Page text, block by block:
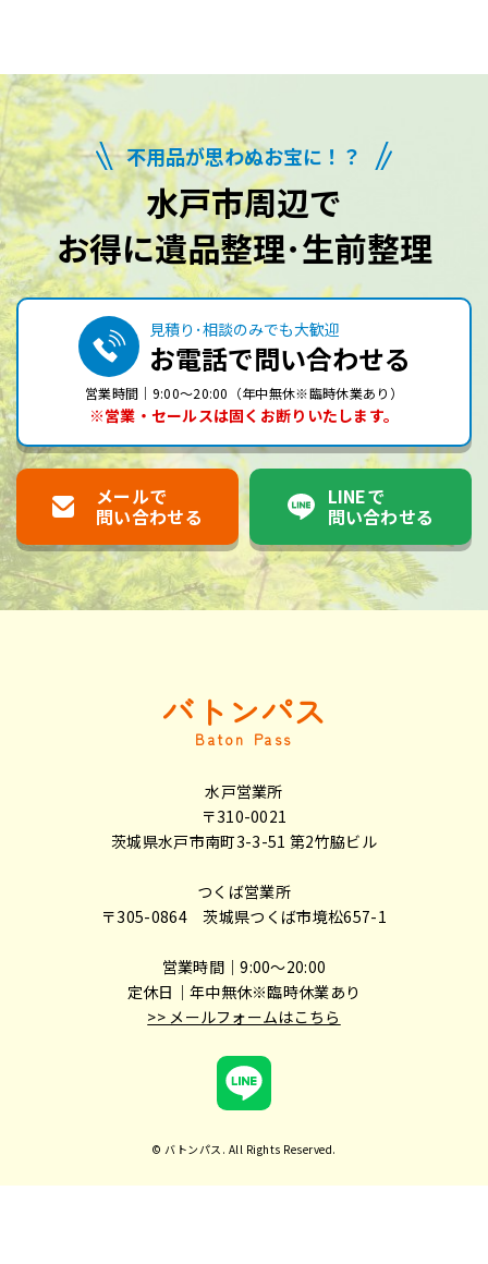
不用品が思わぬお宝に！？
水戸市周辺で
お得に遺品整理･生前整理
見積り･相談のみでも大歓迎
お電話で問い合わせる
営業時間｜9:00～20:00（年中無休※臨時休業あり）
※営業・セールスは固くお断りいたします。
メールで
問い合わせる
LINEで
問い合わせる
バトンパス
Baton Pass
水戸営業所
〒310-0021
茨城県水戸市南町3-3-51 第2竹脇ビル
つくば営業所
〒305-0864 茨城県つくば市境松657-1
営業時間｜9:00～20:00
定休日｜年中無休※臨時休業あり
>> メールフォームはこちら
© バトンパス. All Rights Reserved.